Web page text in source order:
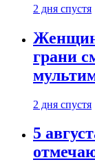
2 дня спустя
грани
2 дня спустя
5